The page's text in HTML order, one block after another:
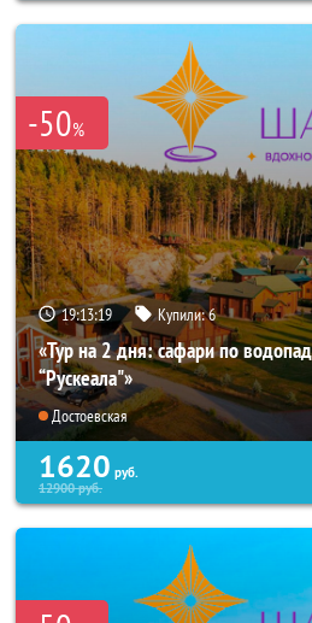
-50%
19:13:18 Купили:6
«Тур на 2 дня: сафари по
“Рускеала"»
Достоевская
1620 руб.
12900руб.